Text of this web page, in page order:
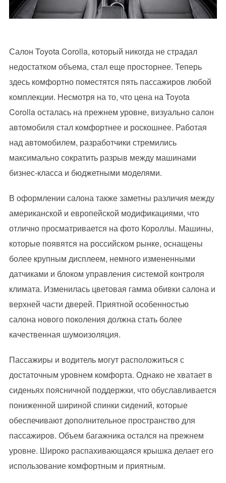
Салон Toyota Corolla, который никогда не страдал
недостатком объема, стал еще просторнее. Теперь
здесь комфортно поместятся пять пассажиров любой
комплекции. Несмотря на то, что цена на Toyota
Corolla осталась на прежнем уровне, визуально салон
автомобиля стал комфортнее и роскошнее. Работая
над автомобилем, разработчики стремились
максимально сократить разрыв между машинами
бизнес-класса и бюджетными моделями.
В оформлении салона также заметны различия между
американской и европейской модификациями, что
отлично просматривается на фото Короллы. Машины,
которые появятся на российском рынке, оснащены
более крупным дисплеем, немного измененными
датчиками и блоком управления системой контроля
климата. Изменилась цветовая гамма обивки салона и
верхней части дверей. Приятной особенностью
салона нового поколения должна стать более
качественная шумоизоляция.
Пассажиры и водитель могут расположиться с
достаточным уровнем комфорта. Однако не хватает в
сиденьях поясничной поддержки, что обуславливается
пониженной шириной спинки сидений, которые
обеспечивают дополнительное пространство для
пассажиров. Объем багажника остался на прежнем
уровне. Широко распахивающаяся крышка делает его
использование комфортным и приятным.